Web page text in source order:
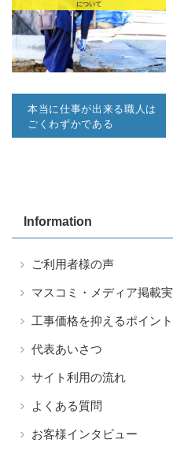
について
本当に仕事が出来る職人は
ごくわずかである
Information
ご利用者様の声
マスコミ・メディア掲載
工事価格を抑えるポイント
代表あいさつ
サイト利用の流れ
よくある質問
お客様インタビュー